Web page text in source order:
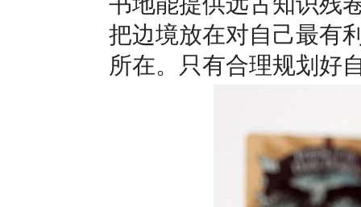
把边境放在对自己最有
所在。只有合理规划好